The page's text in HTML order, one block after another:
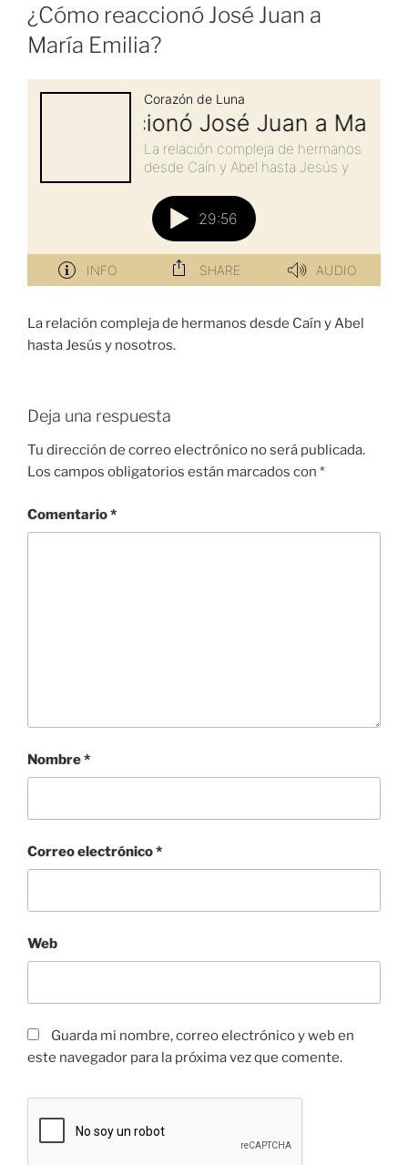
¿Cómo reaccionó José Juan a
María Emilia?
La relación compleja de hermanos desde Caín y Abel
hasta Jesús y nosotros.
Deja una respuesta
Tu dirección de correo electrónico no será publicada.
Los campos obligatorios están marcados con *
Comentario*
Nombre*
Correo electrónico*
Web
Guarda mi nombre, correo electrónico y web en
este navegador para la próxima vez que comente.